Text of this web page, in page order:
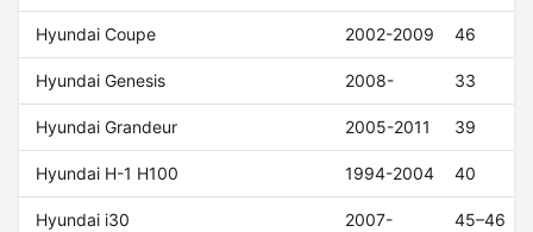
Hyundai Coupe 2002-2009 46
Hyundai Genesis 2008- 33
Hyundai Grandeur 2005-2011 39
Hyundai H-1 H100 1994-2004 40
Hyundai i30 2007- 45–46